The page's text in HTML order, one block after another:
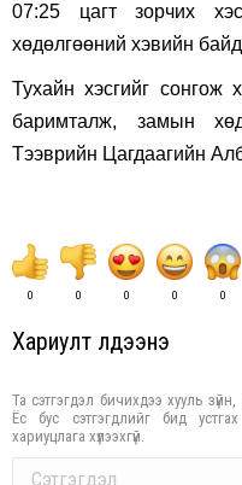
07:25 цагт зорчих
хөдөлгөөний хэвийн
Тухайн хэсгийг сонгож
баримталж, замын
Тээврийн Цагдаагийн
0 0 0 0 0
Хариулт үлдээнэ үү
Та сэтгэгдэл бичихдээ хууль
Ёс бус сэтгэгдлийг бид
хариуцлага хүлээхгүй.
Comment